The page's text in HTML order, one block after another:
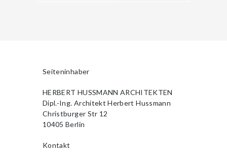
Seiteninhaber
HERBERT HUSSMANN ARCHITEKTEN
Dipl.-Ing. Architekt Herbert Hussmann
Christburger Str 12
10405 Berlin
Kontakt